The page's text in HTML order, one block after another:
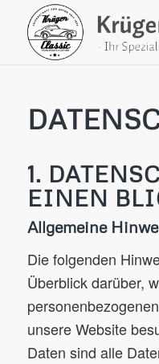
1.
EINEN
Allgemeine
Die folgenden
Überblick darüber,
unsere Website
Daten sind alle